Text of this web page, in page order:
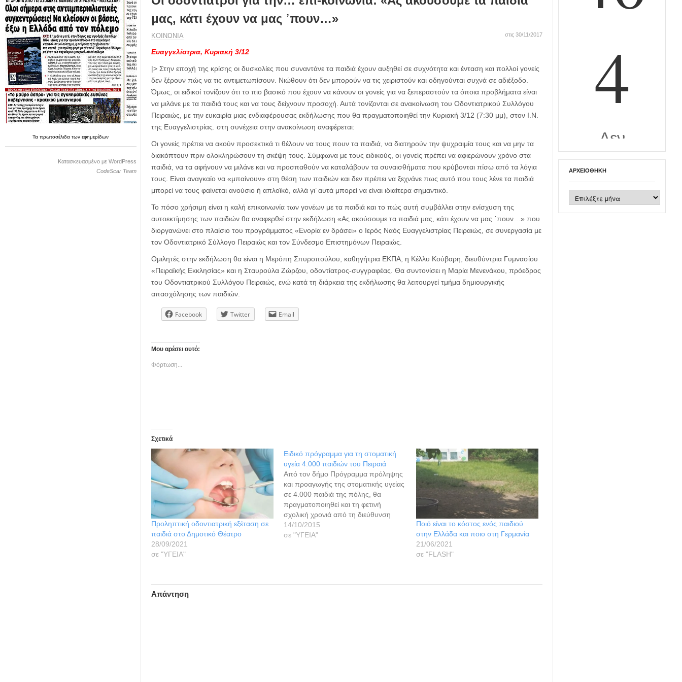
Ταπρωτοσέλιδατωνεφημερίδων
Κατασκευασμένο με WordPress
CodeScar Team
μας, κάτι έχουν να μας ᾽πουν…»
ΚΟΙΝΩΝΙΑ στις 30/11/2017
Ευαγγελίστρια, Κυριακή 3/12
|> Στην εποχή της κρίσης οι δυσκολίες που συναντάνε τα παιδιά έχουν αυξηθεί σε συχνότητα και ένταση και πολλοί γονείς
δεν ξέρουν πώς να τις αντιμετωπίσουν. Νιώθουν ότι δεν μπορούν να τις χειριστούν και οδηγούνται συχνά σε αδιέξοδο.
Όμως, οι ειδικοί τονίζουν ότι το πιο βασικό που έχουν να κάνουν οι γονείς για να ξεπεραστούν τα όποια προβλήματα είναι
να μιλάνε με τα παιδιά τους και να τους δείχνουν προσοχή. Αυτά τονίζονται σε ανακοίνωση του Οδοντιατρικού Συλλόγου
Πειραιώς, με την ευκαιρία μιας ενδιαφέρουσας εκδήλωσης που θα πραγματοποιηθεί την Κυριακή 3/12 (7:30 μμ), στον Ι.Ν.
της Ευαγγελιστρίας. στη συνέχεια στην ανακοίνωση αναφέρεται:
Οι γονείς πρέπει να ακούν προσεκτικά τι θέλουν να τους πουν τα παιδιά, να διατηρούν την ψυχραιμία τους και να μην τα
διακόπτουν πριν ολοκληρώσουν τη σκέψη τους. Σύμφωνα με τους ειδικούς, οι γονείς πρέπει να αφιερώνουν χρόνο στα
παιδιά, να τα αφήνουν να μιλάνε και να προσπαθούν να καταλάβουν τα συναισθήματα που κρύβονται πίσω από τα λόγια
τους. Είναι αναγκαίο να «μπαίνουν» στη θέση των παιδιών και δεν πρέπει να ξεχνάνε πως αυτό που τους λένε τα παιδιά
μπορεί να τους φαίνεται ανούσιο ή απλοϊκό, αλλά γι’ αυτά μπορεί να είναι ιδιαίτερα σημαντικό.
Το πόσο χρήσιμη είναι η καλή επικοινωνία των γονέων με τα παιδιά και το πώς αυτή συμβάλλει στην ενίσχυση της
αυτοεκτίμησης των παιδιών θα αναφερθεί στην εκδήλωση «Ας ακούσουμε τα παιδιά μας, κάτι έχουν να μας ᾽πουν…» που
διοργανώνει στο πλαίσιο του προγράμματος «Ενορία εν δράσει» ο Ιερός Ναός Ευαγγελιστρίας Πειραιώς, σε συνεργασία με
τον Οδοντιατρικό Σύλλογο Πειραιώς και τον Σύνδεσμο Επιστημόνων Πειραιώς.
Ομιλητές στην εκδήλωση θα είναι η Μερόπη Σπυροπούλου, καθηγήτρια ΕΚΠΑ, η Κέλλυ Κούβαρη, διευθύντρια Γυμνασίου
«Πειραϊκής Εκκλησίας» και η Σταυρούλα Ζώρζου, οδοντίατρος-συγγραφέας. Θα συντονίσει η Μαρία Μενενάκου, πρόεδρος
του Οδοντιατρικού Συλλόγου Πειραιώς, ενώ κατά τη διάρκεια της εκδήλωσης θα λειτουργεί τμήμα δημιουργικής
απασχόλησης των παιδιών.
Facebook Twitter Email
Μου αρέσει αυτό:
Φόρτωση...
Σχετικά
Προληπτική οδοντιατρική εξέταση σε
παιδιά στο Δημοτικό Θέατρο
28/09/2021
σε "ΥΓΕΙΑ"
Ειδικό πρόγραμμα για τη στοματική
υγεία 4.000 παιδιών του Πειραιά
Από τον δήμο Πρόγραμμα πρόληψης
και προαγωγής της στοματικής υγείας
σε 4.000 παιδιά της πόλης, θα
πραγματοποιηθεί και τη φετινή
σχολική χρονιά από τη διεύθυνση
Δημόσιας Υγείας και Κοινωνικών
Υπηρεσιών του δήμου Πειραιά.
14/10/2015
σε "ΥΓΕΙΑ"
Ποιό είναι το κόστος ενός παιδιού
στην Ελλάδα και ποιο στη Γερμανία
21/06/2021
σε "FLASH"
Απάντηση
ΑΡΧΕΙΟΘΉΚΗ